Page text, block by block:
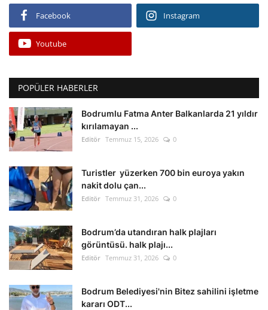
Facebook Instagram
Youtube
POPÜLER HABERLER
Bodrumlu Fatma Anter Balkanlarda 21 yıldır
kırılamayan ...
Editör Temmuz 15, 2026 0
Turistler yüzerken 700 bin euroya yakın
nakit dolu çan...
Editör Temmuz 31, 2026 0
Bodrum’da utandıran halk plajları
görüntüsü. halk plajı...
Editör Temmuz 31, 2026 0
Bodrum Belediyesi'nin Bitez sahilini işletme
kararı ODT...